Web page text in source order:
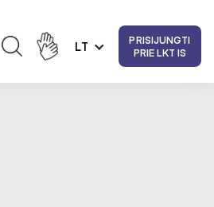
LT
PRISIJUNGTI
PRIE LKT IS